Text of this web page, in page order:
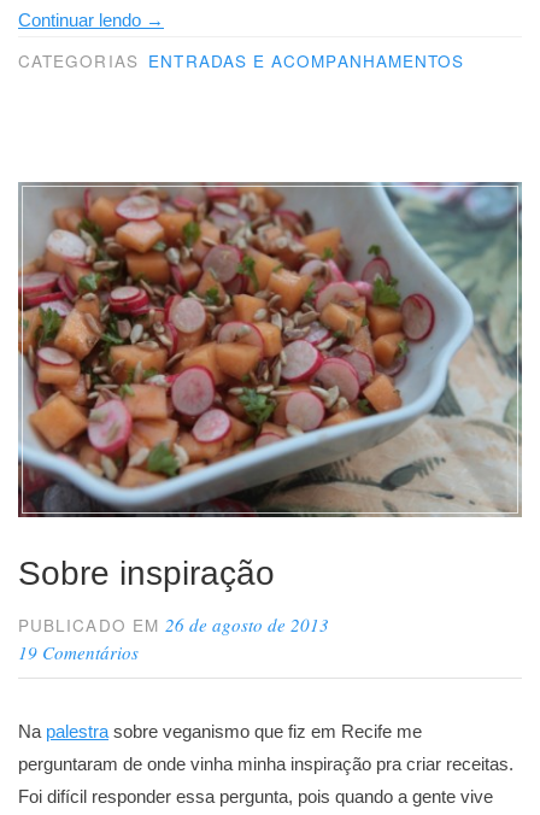
Continuar lendo “Os
cogumelos”
→
CATEGORIAS ENTRADAS E ACOMPANHAMENTOS
Sobre inspiração
PUBLICADO EM 26 de agosto de 2013
19 Comentários
Na palestra sobre veganismo que fiz em Recife me
perguntaram de onde vinha minha inspiração pra criar receitas.
Foi difícil responder essa pergunta, pois quando a gente vive